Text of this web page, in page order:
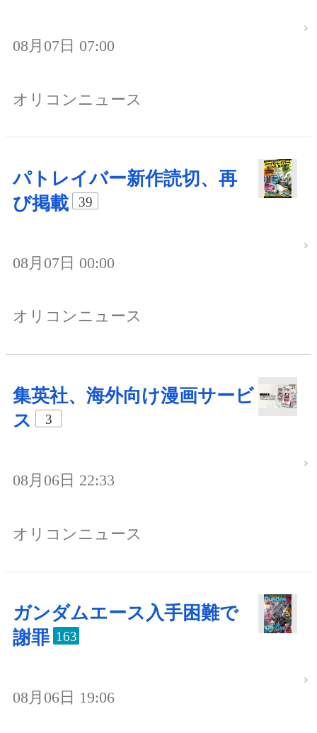
08月07日 07:00
オリコンニュース
パトレイバー新作読切、再
び掲載
39
08月07日 00:00
オリコンニュース
集英社、海外向け漫画サービ
ス
3
08月06日 22:33
オリコンニュース
ガンダムエース入手困難で
謝罪 163
08月06日 19:06